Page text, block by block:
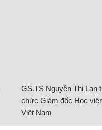
GS.TS Nguyễn Thị Lan
chức Giám đốc Học
Việt Nam